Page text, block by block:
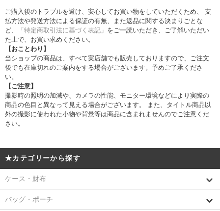
ご購入後のトラブルを避け、安心してお買い物をしていただくため、 支
払方法や発送方法による保証の有無、また返品に関する決まりごとな
ど、
「特定商取引法に基づく表記」 をご一読いただき、ご了解いただい
た上で、お買い求めください。
【おことわり】
当ショップの商品は、すべて実店舗でも販売しておりますので、ご注文
後でも在庫切れのご案内をする場合がございます。予めご了承くださ
い。
【ご注意】
撮影時の照明の加減や、カメラの性能、モニター環境などにより実際の
商品の色目と異なって見える場合がございます。 また、タイトル商品以
外の撮影に使われた小物や背景等は商品に含まれませんのでご注意くだ
さい。
★カテゴリーから探す
ケース・財布
バッグ・ポーチ